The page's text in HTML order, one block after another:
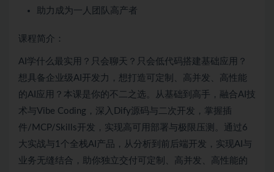
助力成为一人团队高产者
课程简介：
AI学什么最实用？只会聊天？只会低代码搭建基础应用？
想具备企业级AI开发力，想打造可定制、高并发、高性能
的AI应用？本课是你的不二之选。从基础到高手，融合AI技
术与Vibe Coding，深入Dify源码与二次开发，掌握插
件/MCP/Skills开发，实现高可用部署与极限压测。通过6
大实战与1个全栈AI产品，从分析到前后端开发，实现AI与
业务无缝结合，助你独立交付可定制、高并发、高性能的